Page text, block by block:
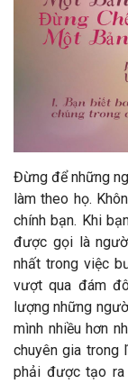
Đừng để những
làm theo họ.
chính bạn. Khi
được gọi là
nhất trong việc
vượt qua đám
lượng những
mình nhiều hơn
chuyên gia trong
phải được tạo